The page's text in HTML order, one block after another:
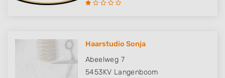
Haarstudio Sonja
Abeelweg 7
5453KV Langenboom